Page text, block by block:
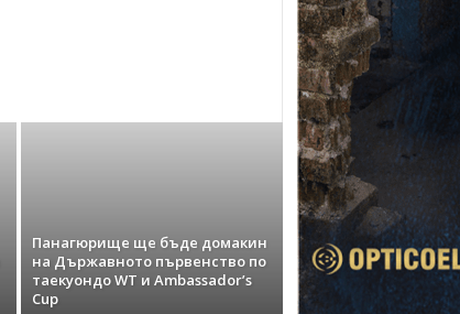
Панагюрище ще бъде домакин
на Държавното първенство по
таекуондо WT и Ambassador’s
Cup